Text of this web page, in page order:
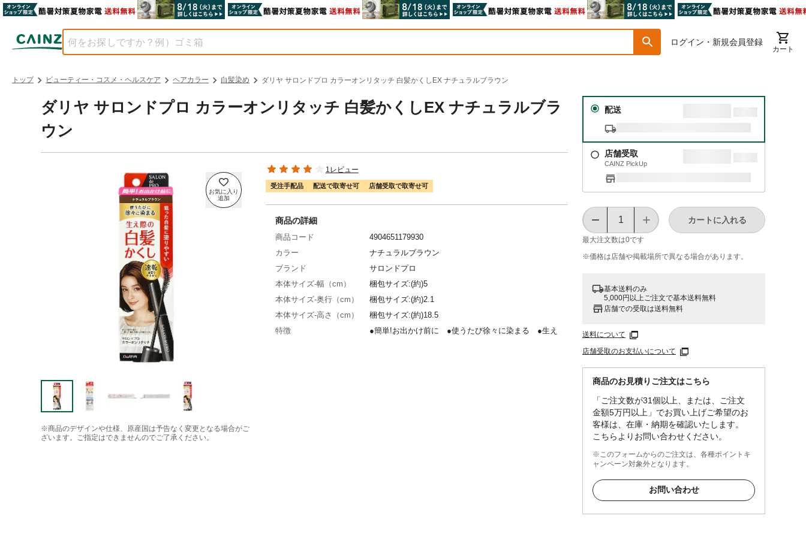
ログイン・新規会員登録
カート
トップ ビューティー・コスメ・ヘルスケア ヘアカラー 白髪染め ダリヤ サロンドプロ カラーオンリタッチ 白髪かくしEX ナチュラルブラウン
ダリヤ サロンドプロ カラーオンリタッチ 白髪かくしEX ナチュラルブラ
ウン
※商品のデザインや仕様、原産国は予告なく変更となる場合がご
ざいます。ご指定はできませんのでご了承ください。
1レビュー
受注手配品 配送で取寄せ可 店舗受取で取寄せ可
配送
店舗受取
CAINZ PickUp
最大注文数は0です
カートに入れる
※価格は​店舗や​掲載場所で​異なる​場合が​あります。
基本送料のみ
5,000円以上ご注文で基本送料無料
店舗での受取は送料無料
送料について
店舗受取のお支払いについて
商品のお見積りご注文はこちら
「ご注文数が31個以上、または、ご注文
金額5万円以上」でお買い上げご希望のお
客様は、在庫・納期を確認いたします。
こちらよりお問い合わせください。
※このフォームからのご注文は、各種ポイントキ
ャンペーン対象外となります。
お問い合わせ
商品の詳細
商品コード
4904651179930
カラー
ナチュラルブラウン
ブランド
サロンドプロ
本体サイズ-幅（cm）
梱包サイズ:(約)5
本体サイズ-奥行（cm）
梱包サイズ:(約)2.1
本体サイズ-高さ（cm）
梱包サイズ:(約)18.5
特徴
●簡単!お出かけ前に ●使うたび徐々に染まる ●生え